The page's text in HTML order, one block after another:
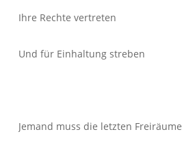
Ihre Rechte vertreten
Und für Einhaltung streben
Jemand muss die letzten Freiräume